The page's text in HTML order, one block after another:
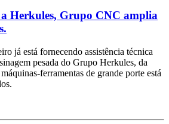
Herkules, Grupo CNC amplia
já está fornecendo assistência técnica
pesada do Grupo Herkules, da
ferramentas de grande porte está